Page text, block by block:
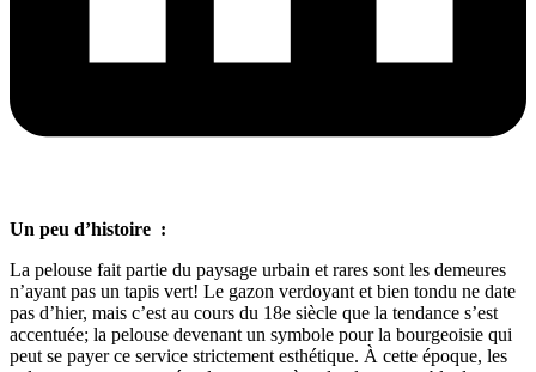
Un peu d’histoire :
La pelouse fait partie du paysage urbain et rares sont les demeures
n’ayant pas un tapis vert! Le gazon verdoyant et bien tondu ne date
pas d’hier, mais c’est au cours du 18e siècle que la tendance s’est
accentuée; la pelouse devenant un symbole pour la bourgeoisie qui
peut se payer ce service strictement esthétique. À cette époque, les